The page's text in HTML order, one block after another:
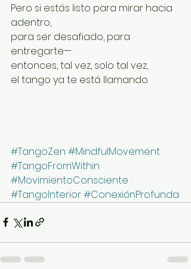
Pero si estás listo para mirar hacia
adentro,
para ser desafiado, para
entregarte—
entonces, tal vez, solo tal vez,
el tango ya te está llamando.
#TangoZen #MindfulMovement
#TangoFromWithin
#MovimientoConsciente
#TangoInterior#ConexiónProfunda